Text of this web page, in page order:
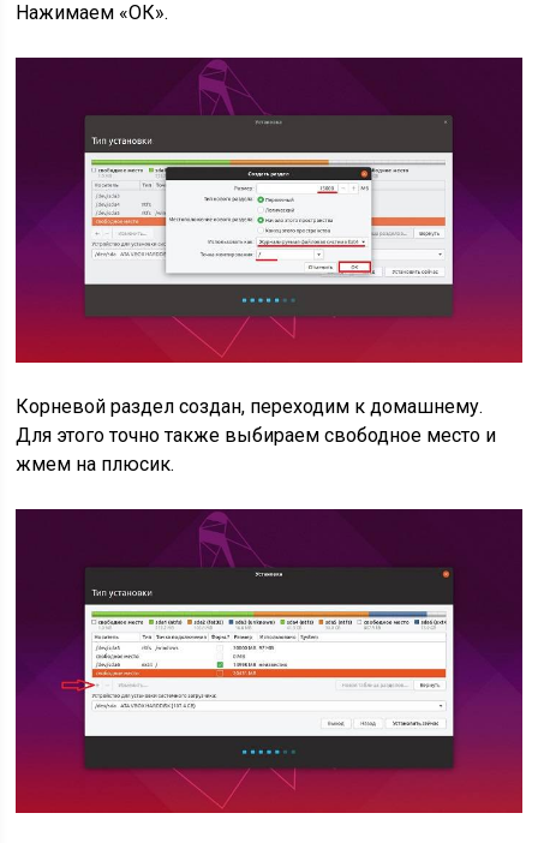
Нажимаем «ОК».
Корневой раздел создан, переходим к домашнему.
Для этого точно также выбираем свободное место и
жмем на плюсик.